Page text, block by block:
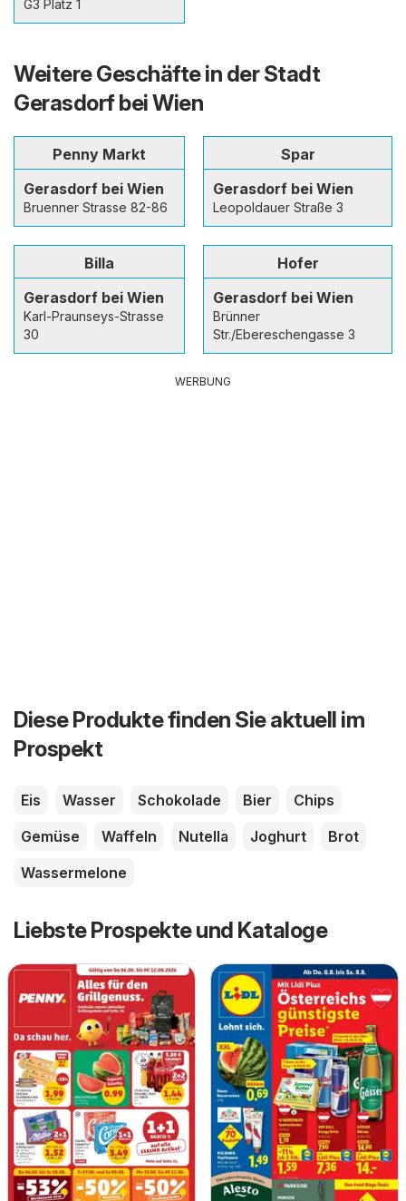
G3 Platz 1
Weitere Geschäfte in der Stadt
Gerasdorf bei Wien
Penny Markt
Gerasdorf bei Wien
Bruenner Strasse 82-86
Spar
Gerasdorf bei Wien
Leopoldauer Straße 3
Billa
Gerasdorf bei Wien
Karl-Praunseys-Strasse
30
Hofer
Gerasdorf bei Wien
Brünner
Str./Ebereschengasse 3
WERBUNG
Diese Produkte finden Sie aktuell im
Prospekt
Eis Wasser Schokolade Bier
Chips
Gemüse
Waffeln Nutella Joghurt
Brot
Wassermelone
Liebste Prospekte und Kataloge